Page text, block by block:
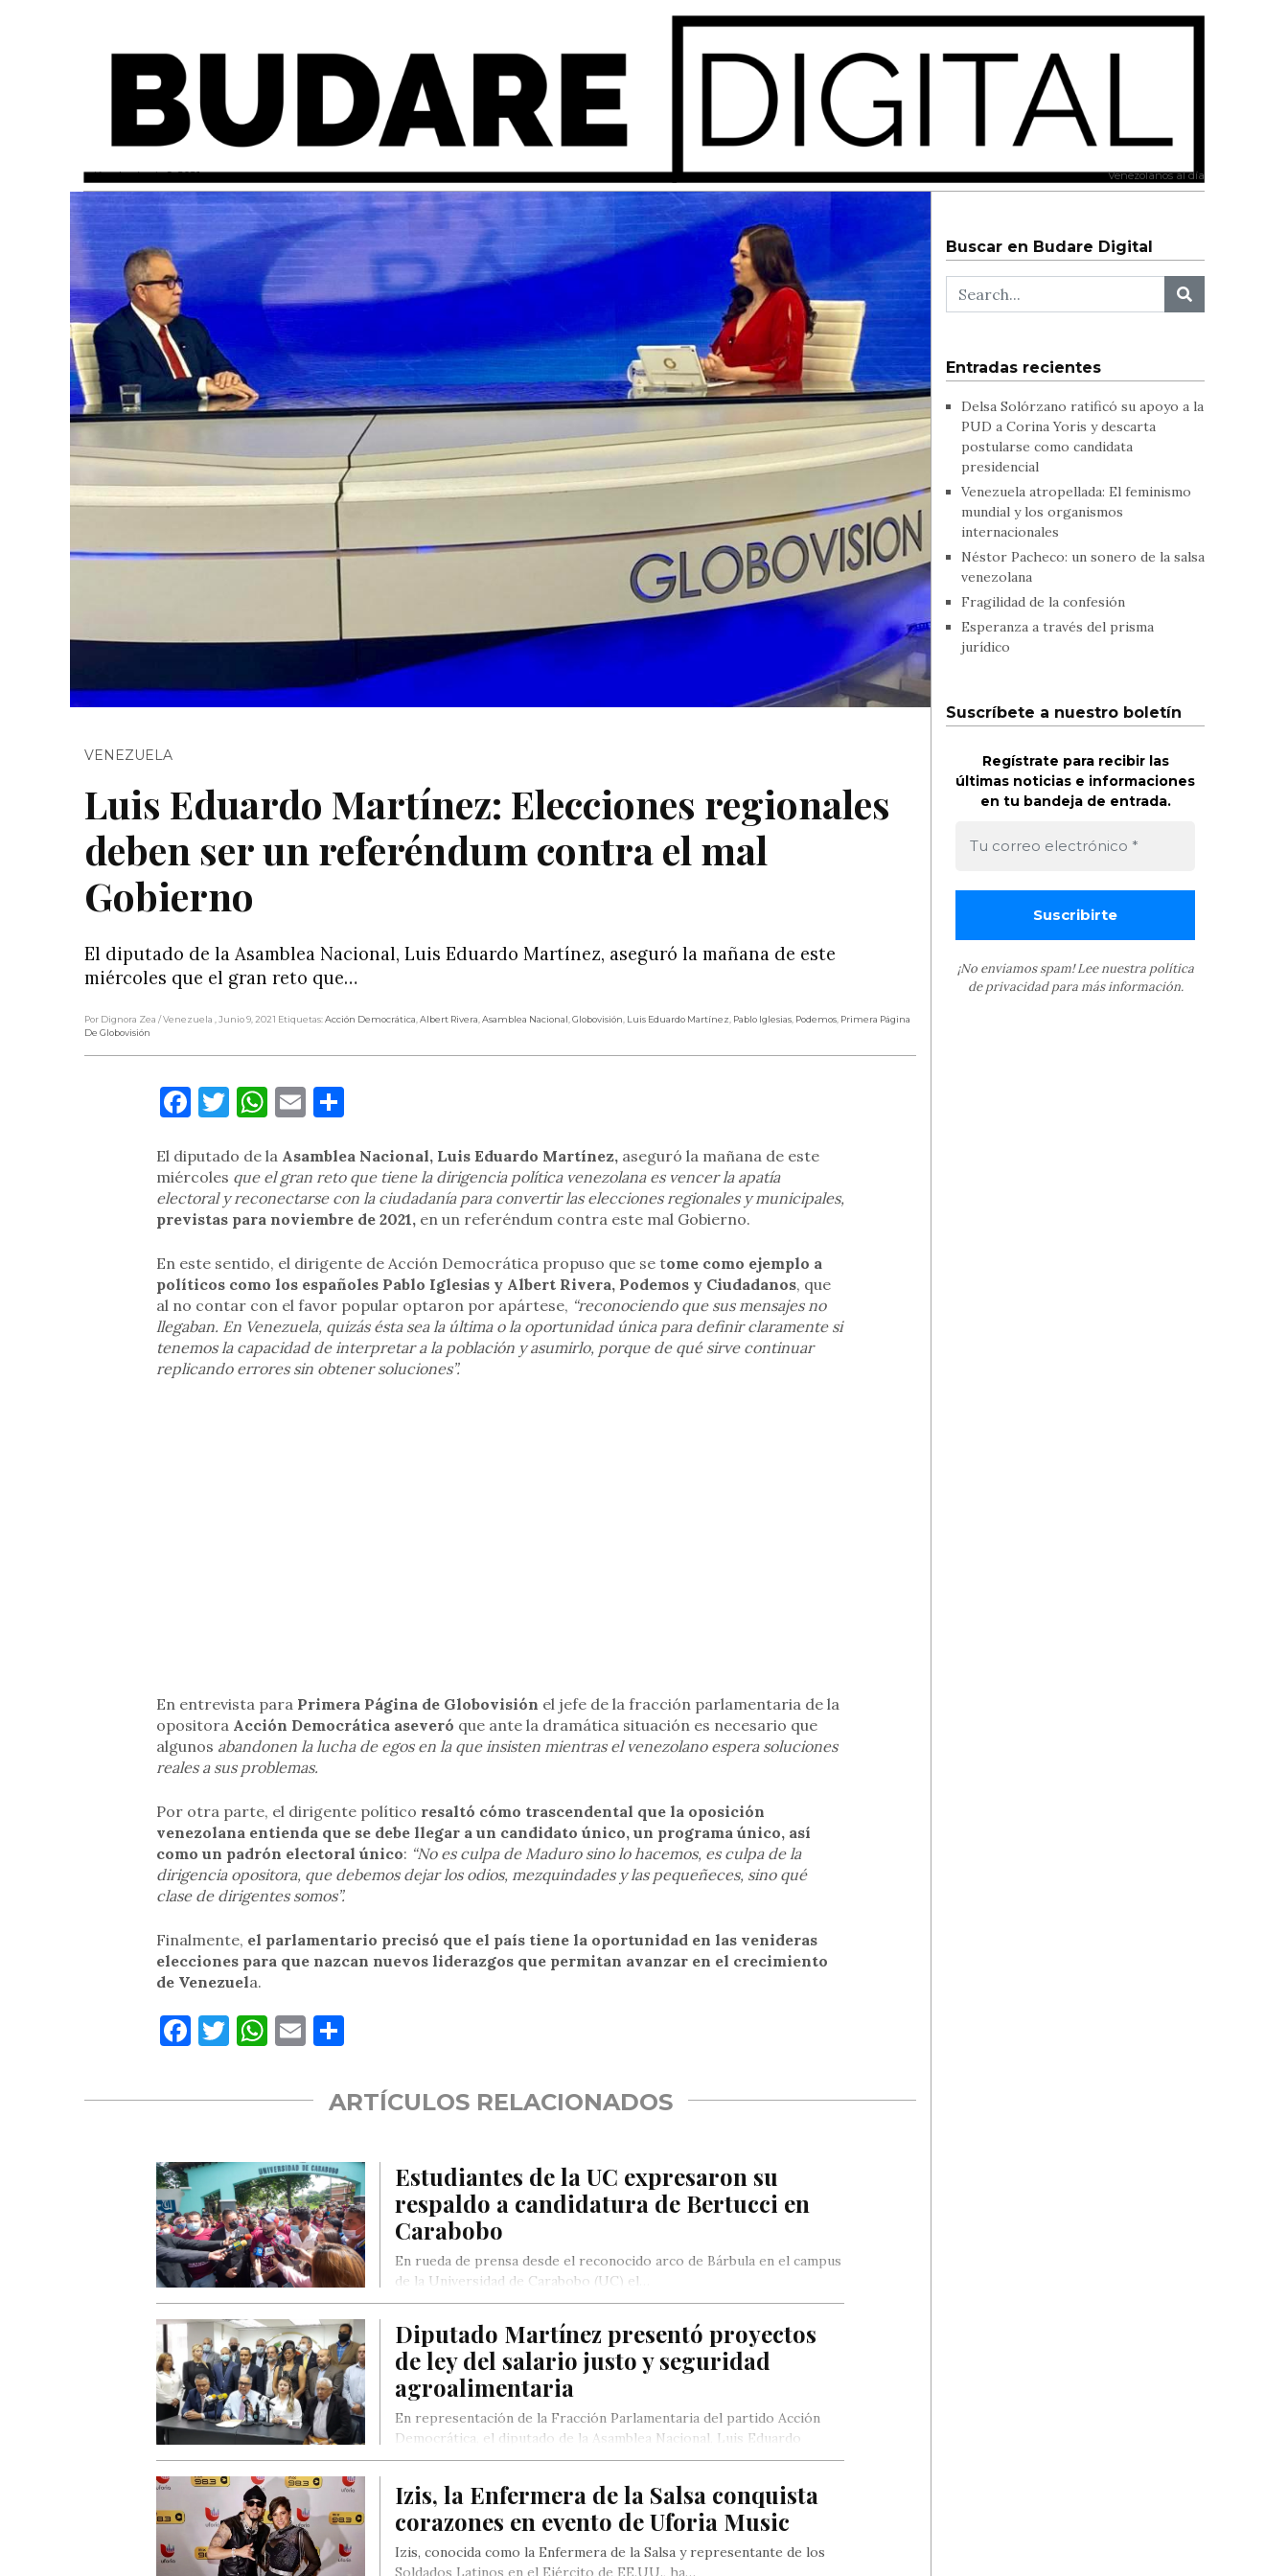
miércoles, junio 9, 2021 Venezolanos al día
VENEZUELA
Luis Eduardo Martínez: Elecciones regionales
deben ser un referéndum contra el mal
Gobierno
El diputado de la Asamblea Nacional, Luis Eduardo Martínez, aseguró la mañana de este
miércoles que el gran reto que…
Por Dignora Zea / Venezuela , Junio 9, 2021 Etiquetas:Acción Democrática,Albert Rivera,Asamblea Nacional,Globovisión, Luis Eduardo Martínez, Pablo Iglesias, Podemos, Primera Página
De Globovisión
Facebook
Twitter
WhatsApp
EmailCompartir
El diputado de la Asamblea Nacional, Luis Eduardo Martínez, aseguró la mañana de este
miércoles que el gran reto que tiene la dirigencia política venezolana es vencer la apatía
electoral y reconectarse con la ciudadanía para convertir las elecciones regionales y municipales,
previstas para noviembre de 2021, en un referéndum contra este mal Gobierno.
En este sentido, el dirigente de Acción Democrática propuso que se tome como ejemplo a
políticos como los españoles Pablo Iglesias y Albert Rivera, Podemos y Ciudadanos, que
al no contar con el favor popular optaron por apártese, “reconociendo que sus mensajes no
llegaban. En Venezuela, quizás ésta sea la última o la oportunidad única para definir claramente si
tenemos la capacidad de interpretar a la población y asumirlo, porque de qué sirve continuar
replicando errores sin obtener soluciones”.
En entrevista para Primera Página de Globovisión el jefe de la fracción parlamentaria de la
opositoraAcción Democrática aseveró que ante la dramática situación es necesario que
algunos abandonen la lucha de egos en la que insisten mientras el venezolano espera soluciones
reales a sus problemas.
Por otra parte, el dirigente político resaltó cómo trascendental que la oposición
venezolana entienda que se debe llegar a un candidato único, un programa único, así
como un padrón electoral único: “No es culpa de Maduro sino lo hacemos, es culpa de la
dirigencia opositora, que debemos dejar los odios, mezquindades y las pequeñeces, sino qué
clase de dirigentes somos”.
Finalmente, el parlamentario precisó que el país tiene la oportunidad en las venideras
elecciones para que nazcan nuevos liderazgos que permitan avanzar en el crecimiento
de Venezuela.
Facebook
Twitter
WhatsApp
EmailCompartir
ARTÍCULOS RELACIONADOS
Estudiantes de la UC expresaron su
respaldo a candidatura de Bertucci en
Carabobo
En rueda de prensa desde el reconocido arco de Bárbula en el campus
de la Universidad de Carabobo (UC) el…
Diputado Martínez presentó proyectos
de ley del salario justo y seguridad
agroalimentaria
En representación de la Fracción Parlamentaria del partido Acción
Democrática, el diputado de la Asamblea Nacional, Luis Eduardo
Martínez, presentó…
Izis, la Enfermera de la Salsa conquista
corazones en evento de Uforia Music
Izis, conocida como la Enfermera de la Salsa y representante de los
Soldados Latinos en el Ejército de EE.UU., ha…
Buscar en Budare Digital
Entradas recientes
Delsa Solórzano ratificó su apoyo a la
PUD a Corina Yoris y descarta
postularse como candidata
presidencial
Venezuela atropellada: El feminismo
mundial y los organismos
internacionales
Néstor Pacheco: un sonero de la salsa
venezolana
Fragilidad de la confesión
Esperanza a través del prisma
jurídico
Suscríbete a nuestro boletín
Regístrate para recibir las
últimas noticias e informaciones
en tu bandeja de entrada.
¡No enviamos spam! Lee nuestra política
de privacidadpara más información.